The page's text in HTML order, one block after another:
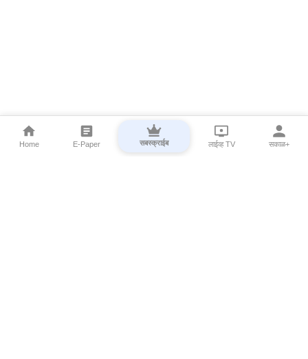
Home E-Paper सबस्क्राईब लाईव्ह TV सकाळ+